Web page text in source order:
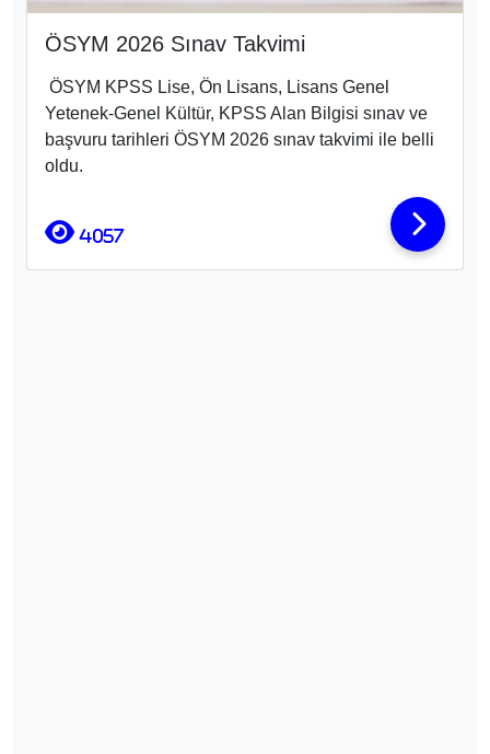
ÖSYM 2026 Sınav Takvimi
ÖSYM KPSS Lise, Ön Lisans, Lisans Genel
Yetenek-Genel Kültür, KPSS Alan Bilgisi sınav ve
başvuru tarihleri ÖSYM 2026 sınav takvimi ile belli
oldu.
4057